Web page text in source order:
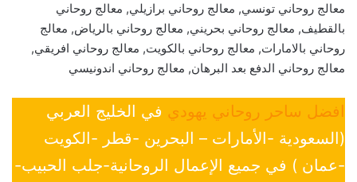
معالج روحاني تونسي, معالج روحاني برازيلي, معالج روحاني
بالقطيف, معالج روحاني بحريني, معالج روحاني بالرياض, معالج
روحاني بالامارات, معالج روحاني بالكويت, معالج روحاني افريقي,
معالج روحاني الدفع بعد البرهان, معالج روحاني اندونيسي
افضل ساحر روحاني يهودي في الخليج العربي
(السعودية -الأمارات – البحرين -قطر -الكويت
-عمان ) في جميع الإعمال الروحانية-جلب الحبيب-